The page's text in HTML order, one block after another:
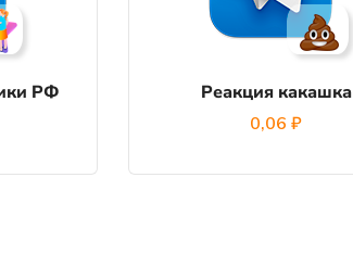
РФ
Реакция какашка
0,06 ₽